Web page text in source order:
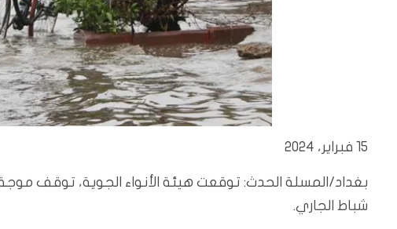
15 فبراير، 2024
بغداد/المسلة الحدث: توقعت هيئة الأنواء الجوية، توقف
شباط الجاري.